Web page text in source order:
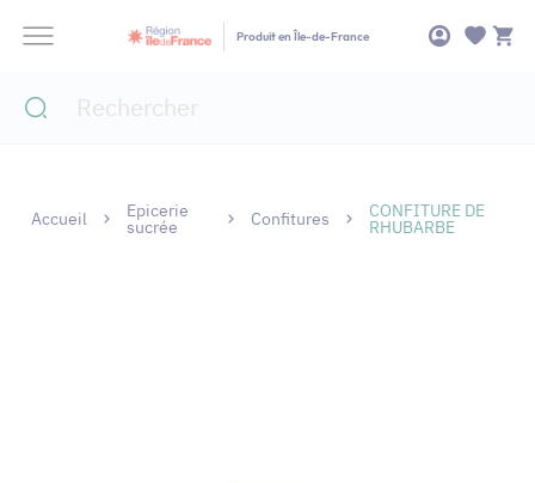
Produit en Île-de-France
Accueil Epicerie
sucrée Confitures CONFITURE DE
RHUBARBE